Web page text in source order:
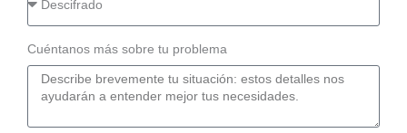
Cuéntanos más sobre tu problema